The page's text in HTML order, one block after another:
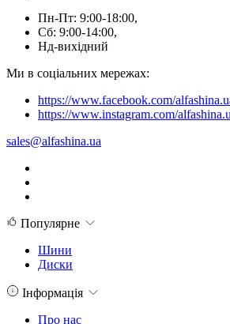
Пн-Пт: 9:00-18:00,
Сб: 9:00-14:00,
Нд-вихідний
Ми в соціальних мережах:
https://www.facebook.com/
https://www.instagram.com/
sales@alfashina.ua
Популярне
Шини
Диски
Інформація
Про нас